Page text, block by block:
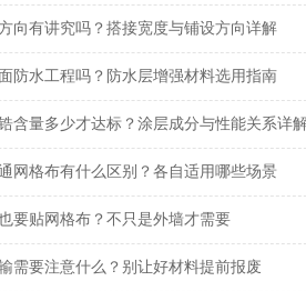
向有讲究吗？搭接宽度与铺设方向详解
防水工程吗？防水层增强材料选用指南
含量多少才达标？涂层成分与性能关系详
网格布有什么区别？各自适用哪些场景
要贴网格布？不只是外墙才需要
需要注意什么？别让好材料提前报废